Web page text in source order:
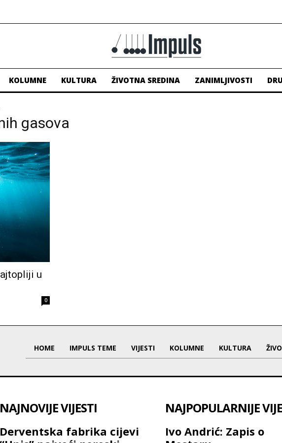
KOLUMNE KULTURA ŽIVOTNA SREDINA ZANIMLJIVOSTI
gasova
u
0
HOME IMPULS TEME VIJESTI KOLUMNE KULTURA
NAJNOVIJE VIJESTI
Derventska fabrika cijevi
NAJPOPULARNIJE
Ivo Andrić: Zapis o